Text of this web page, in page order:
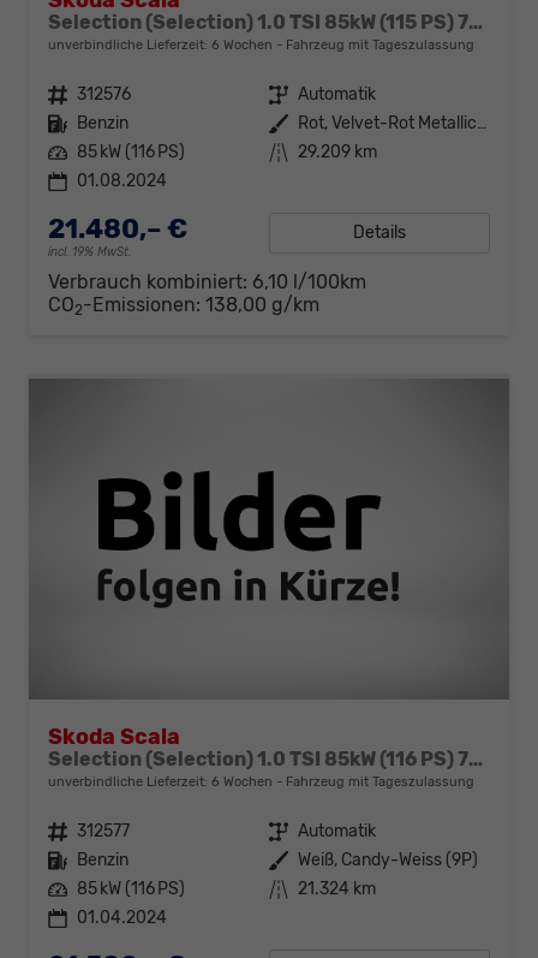
Selection (Selection) 1.0 TSI 85kW (115 PS) 7-Gang DSG
unverbindliche Lieferzeit: 6 Wochen Fahrzeug mit Tageszulassung
Fahrzeugnr. 312576 Getriebe Automatik
Kraftstoff Benzin Außenfarbe
Rot, Velvet-Rot Metallic (K1)
Leistung 85 kW (116 PS) Kilometerstand 29.209 km
01.08.2024
21.480,– €
incl. 19% MwSt.
Details
Verbrauch kombiniert: 6,10 l/100km
CO2-Emissionen: 138,00 g/km
Skoda Scala
Selection (Selection) 1.0 TSI 85kW (116 PS) 7-Gang DSG
unverbindliche Lieferzeit: 6 Wochen Fahrzeug mit Tageszulassung
Fahrzeugnr. 312577 Getriebe Automatik
Kraftstoff Benzin Außenfarbe Weiß, Candy-Weiss (9P)
Leistung 85 kW (116 PS) Kilometerstand 21.324 km
01.04.2024